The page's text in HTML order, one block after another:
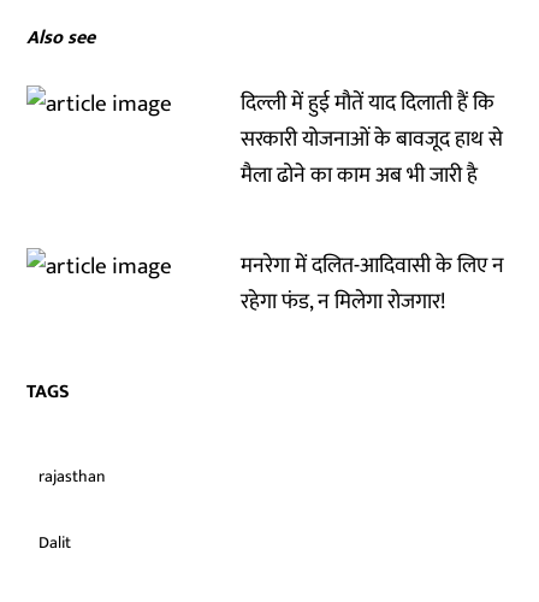
Also see
दिल्ली में हुई मौतें याद दिलाती हैं कि
सरकारी योजनाओं के बावजूद हाथ से
मैला ढोने का काम अब भी जारी है
मनरेगा में दलित-आदिवासी के लिए न
रहेगा फंड, न मिलेगा रोजगार!
TAGS
rajasthan
Dalit